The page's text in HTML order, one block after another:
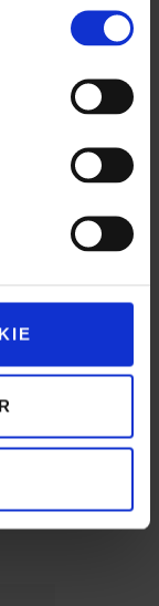
informacje z
uzyskanymi